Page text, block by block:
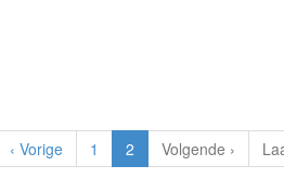
‹ Vorige 1 2 Volgende ›